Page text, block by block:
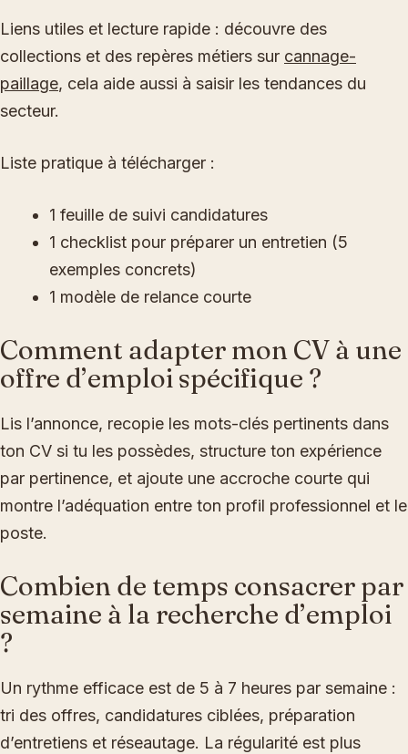
Liens utiles et lecture rapide : découvre des
collections et des repères métiers sur cannage-
paillage, cela aide aussi à saisir les tendances du
secteur.
Liste pratique à télécharger :
1 feuille de suivi candidatures
1 checklist pour préparer un entretien (5
exemples concrets)
1 modèle de relance courte
Comment adapter mon CV à une
offre d’emploi spécifique ?
Lis l’annonce, recopie les mots-clés pertinents dans
ton CV si tu les possèdes, structure ton expérience
par pertinence, et ajoute une accroche courte qui
montre l’adéquation entre ton profil professionnel et le
poste.
Combien de temps consacrer par
semaine à la recherche d’emploi
?
Un rythme efficace est de 5 à 7 heures par semaine :
tri des offres, candidatures ciblées, préparation
d’entretiens et réseautage. La régularité est plus